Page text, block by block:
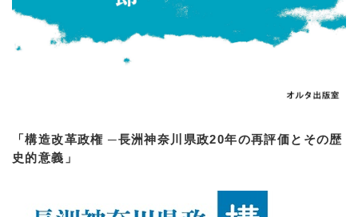
「構造改革政権 ─長洲神奈川県政20年の再評価とその歴
史的意義」